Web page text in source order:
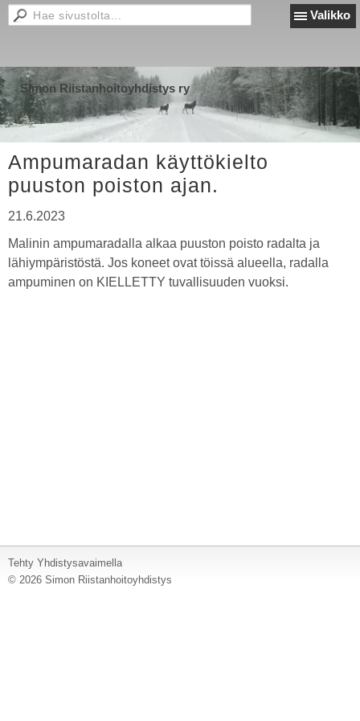
Valikko
Simon Riistanhoitoyhdistys ry
Ampumaradan käyttökielto
puuston poiston ajan.
21.6.2023
Malinin ampumaradalla alkaa puuston poisto radalta ja
lähiympäristöstä. Jos koneet ovat töissä alueella, radalla
ampuminen on KIELLETTY tuvallisuuden vuoksi.
Tehty Yhdistysavaimella
© 2026 Simon Riistanhoitoyhdistys